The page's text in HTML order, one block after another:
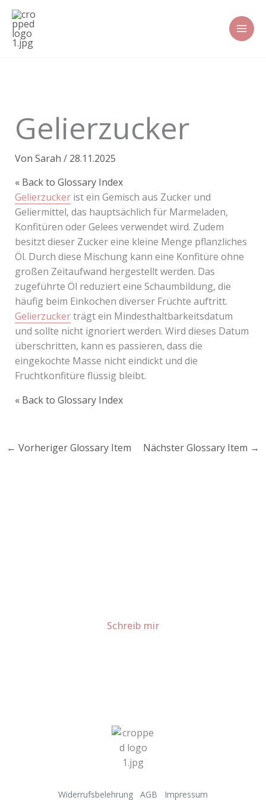
Zum
Inhalt
springen
Gelierzucker
Von Sarah / 28.11.2025
« Back to Glossary Index
Gelierzuckerist ein Gemisch aus Zucker und
Geliermittel, das hauptsächlich für Marmeladen,
Konfitüren oder Gelees verwendet wird. Zudem
besitzt dieser Zucker eine kleine Menge pflanzliches
Öl. Durch diese Mischung kann eine Konfitüre ohne
großen Zeitaufwand hergestellt werden. Das
zugeführte Öl reduziert eine Schaumbildung, die
häufig beim Einkochen diverser Früchte auftritt.
Gelierzuckerträgt ein Mindesthaltbarkeitsdatum
und sollte nicht ignoriert werden. Wird dieses Datum
überschritten, kann es passieren, dass die
eingekochte Masse nicht eindickt und die
Fruchtkonfitüre flüssig bleibt.
« Back to Glossary Index
← Vorheriger Glossary Item Nächster Glossary Item →
Schreib mir
Widerrufsbelehrung AGB Impressum